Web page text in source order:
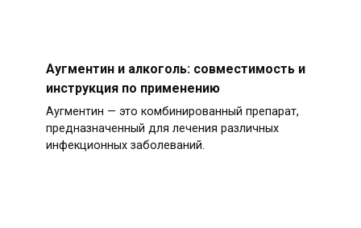
Аугментин и алкоголь: совместимость и
инструкция по применению
Аугментин — это комбинированный препарат,
предназначенный для лечения различных
инфекционных заболеваний.